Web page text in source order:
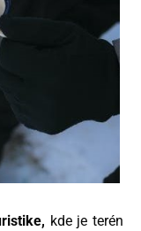
kde je terén